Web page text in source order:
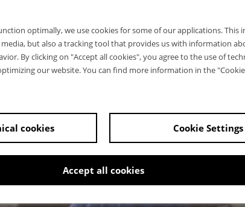
optimally, we use cookies for some of our applications. This
but also a tracking tool that provides us with information
By clicking on "Accept all cookies", you agree to the use of
our website. You can find more information in the
cookies Cookie Settings
Accept all cookies